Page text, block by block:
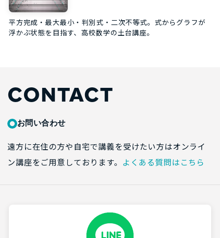
平方完成・最大最小・判別式・二次不等式。式からグラフが
浮かぶ状態を目指す、高校数学の土台講座。
CONTACT
お問い合わせ
遠方に在住の方や自宅で講義を受けたい方はオンライ
ン講座をご用意しております。 よくある質問はこちら